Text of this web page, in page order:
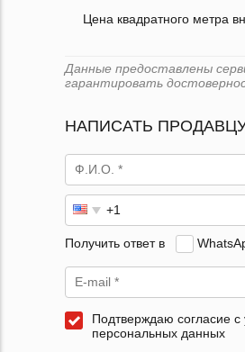
Цена квадратного метра
Данные предоставлены
гарантировать
НАПИСАТЬ
Получить ответ в
Подтверждаю согласие
персональных данных